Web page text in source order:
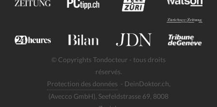
© Copyrights Tondocteur - tous droits
réservés.
Protection des données - DeinDoktor.ch,
(Avecco GmbH), Seefeldstrasse 69, 8008